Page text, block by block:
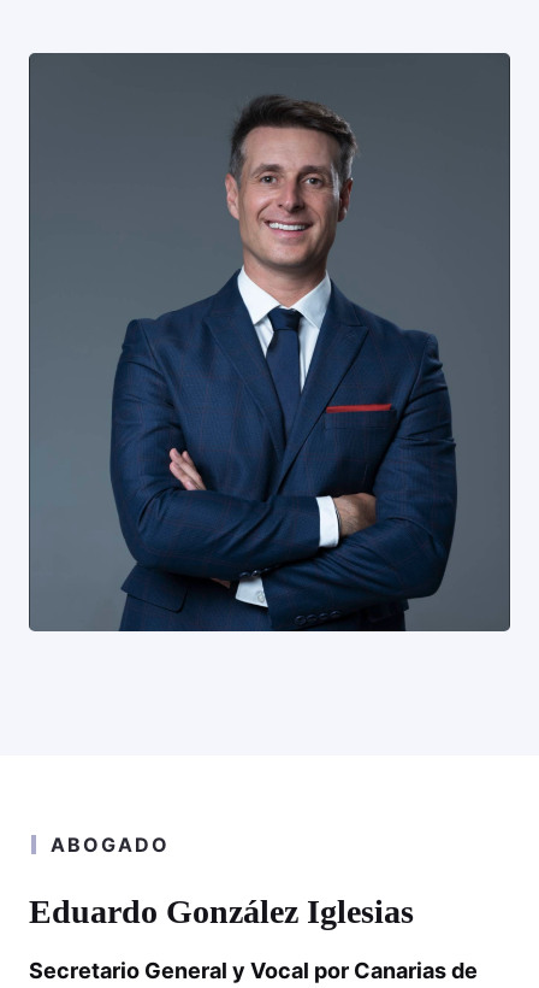
ABOGADO
Eduardo González Iglesias
Secretario General y Vocal por Canarias de